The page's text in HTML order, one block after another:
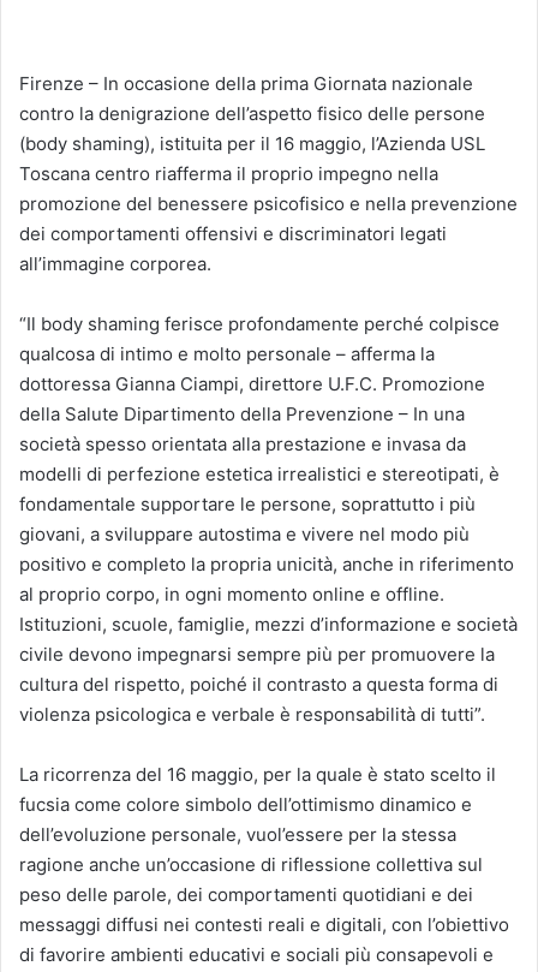
Firenze – In occasione della prima Giornata nazionale
contro la denigrazione dell’aspetto fisico delle persone
(body shaming), istituita per il 16 maggio, l’Azienda USL
Toscana centro riafferma il proprio impegno nella
promozione del benessere psicofisico e nella prevenzione
dei comportamenti offensivi e discriminatori legati
all’immagine corporea.
“Il body shaming ferisce profondamente perché colpisce
qualcosa di intimo e molto personale – afferma la
dottoressa Gianna Ciampi, direttore U.F.C. Promozione
della Salute Dipartimento della Prevenzione – In una
società spesso orientata alla prestazione e invasa da
modelli di perfezione estetica irrealistici e stereotipati, è
fondamentale supportare le persone, soprattutto i più
giovani, a sviluppare autostima e vivere nel modo più
positivo e completo la propria unicità, anche in riferimento
al proprio corpo, in ogni momento online e offline.
Istituzioni, scuole, famiglie, mezzi d’informazione e società
civile devono impegnarsi sempre più per promuovere la
cultura del rispetto, poiché il contrasto a questa forma di
violenza psicologica e verbale è responsabilità di tutti”.
La ricorrenza del 16 maggio, per la quale è stato scelto il
fucsia come colore simbolo dell’ottimismo dinamico e
dell’evoluzione personale, vuol’essere per la stessa
ragione anche un’occasione di riflessione collettiva sul
peso delle parole, dei comportamenti quotidiani e dei
messaggi diffusi nei contesti reali e digitali, con l’obiettivo
di favorire ambienti educativi e sociali più consapevoli e